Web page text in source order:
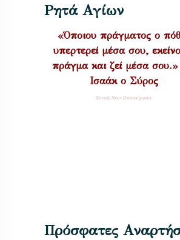
Ρητά Αγίων
«Όποιου πράγματος ο
υπερτερεί μέσα σου,
πράγμα και ζεί μέσα
Ισαάκ ο Σύρος
Σύναξη Νέων Παλαιοχωρίου
Πρόσφατες